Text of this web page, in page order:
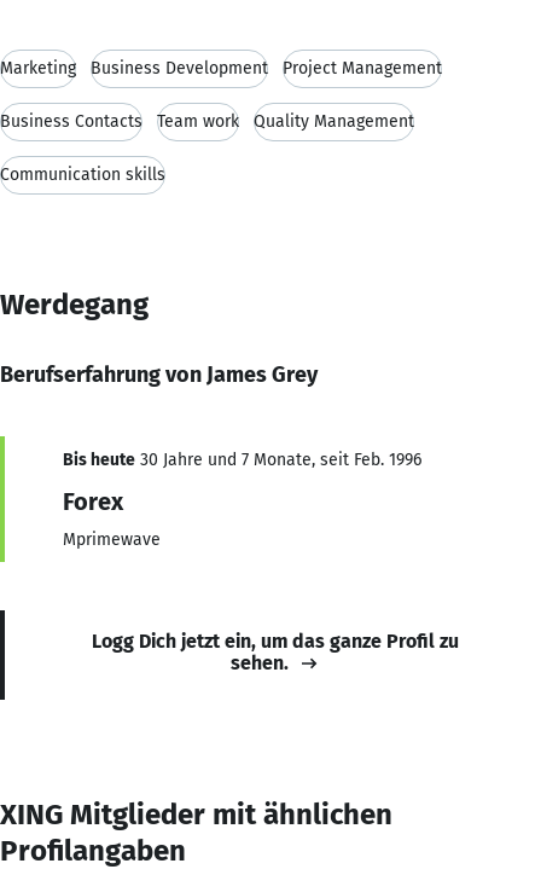
Marketing Business Development Project Management
Business Contacts Team work Quality Management
Communication skills
Werdegang
Berufserfahrung von James Grey
Bis heute 30 Jahre und 7 Monate, seit Feb. 1996
Forex
Mprimewave
Logg Dich jetzt ein, um das ganze Profil zu
sehen.
XING Mitglieder mit ähnlichen
Profilangaben